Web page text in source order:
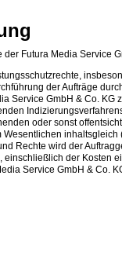
Futura Media Service
der Aufträge
Service GmbH & Co.
oder sonst
inhaltsgleich
Rechte wird der
der
Service GmbH & Co.